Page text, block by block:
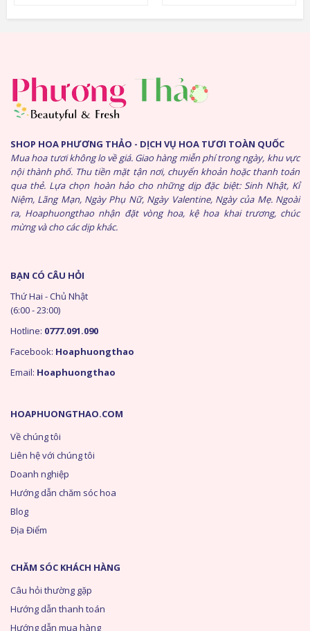
SHOP HOA PHƯƠNG THẢO - DỊCH VỤ HOA TƯƠI TOÀN QUỐC
Mua hoa tươi không lo về giá. Giao hàng miễn phí trong ngày, khu vực
nội thành phố. Thu tiền mặt tận nơi, chuyển khoản hoặc thanh toán
qua thẻ. Lựa chọn hoàn hảo cho những dịp đặc biệt: Sinh Nhật, Kỉ
Niệm, Lãng Mạn, Ngày Phụ Nữ, Ngày Valentine, Ngày của Mẹ. Ngoài
ra, Hoaphuongthao nhận đặt vòng hoa, kệ hoa khai trương, chúc
mừng và cho các dịp khác.
HOAPHUONGTHAO.COM
Về chúng tôi
Liên hệ với chúng tôi
Doanh nghiệp
Hướng dẫn chăm sóc hoa
Blog
Địa Điểm
CHĂM SÓC KHÁCH HÀNG
Câu hỏi thường gặp
Hướng dẫn thanh toán
Hướng dẫn mua hàng
BẠN CÓ CÂU HỎI
Thứ Hai - Chủ Nhật
(6:00 - 23:00)
Hotline: 0777.091.090
Facebook: Hoaphuongthao
Email: Hoaphuongthao